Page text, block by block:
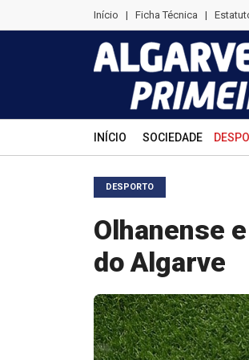
Início | Ficha Técnica |
INÍCIO SOCIEDADE
DESPORTO
Olhanense
do Algarve